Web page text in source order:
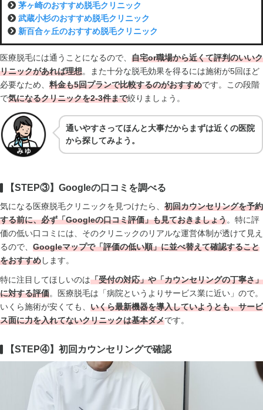
茅ヶ崎のおすすめ脱毛クリニック
武蔵小杉のおすすめ脱毛クリニック
新百合ヶ丘のおすすめ脱毛クリニック
医療脱毛には通うことになるので、 自宅or職場から近くて評判のいいク
リニックがあれば理想。また十分な脱毛効果を得るには施術が5回ほど
必要なため、 料金も5回プランで比較するのがおすすめです。この段階
で気になるクリニックを2-3件まで絞りましょう。
通いやすさってほんと大事だからまずは近くの医院
から探してみよう。
【STEP③】Googleの口コミを調べる
気になる医療脱毛クリニックを見つけたら、 初回カウンセリングを予約
する前に、必ず「Googleの口コミ評価」も見ておきましょう。特に評
価の低い口コミには、そのクリニックのリアルな運営体制が透けて見え
るので、 Googleマップで「評価の低い順」に並べ替えて確認すること
をおすすめします。
特に注目してほしいのは「受付の対応」や「カウンセリングの丁寧さ」
に対する評価。医療脱毛は「病院というよりサービス業に近い」ので。
いくら施術が安くても、 いくら最新機器を導入していようとも、サービ
ス面に力を入れてないクリニックは基本ダメです。
【STEP④】初回カウンセリングで確認